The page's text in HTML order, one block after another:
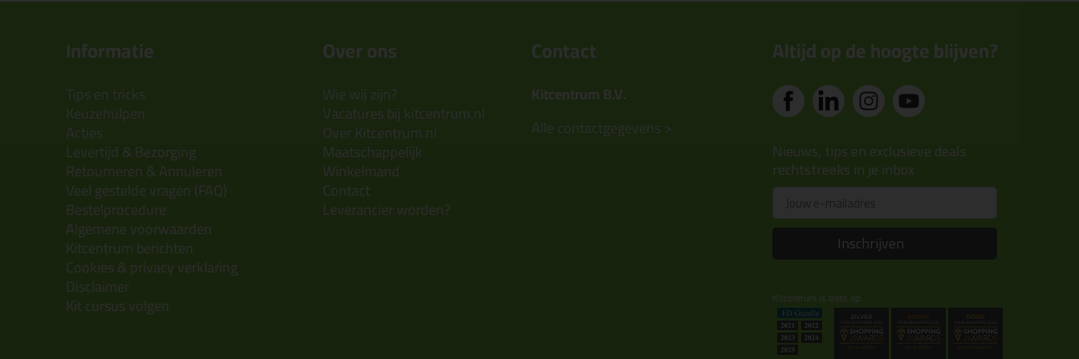
Informatie
Tips en tricks
Keuzehulpen
Acties
Levertijd & Bezorging
Retourneren & Annuleren
Veel gestelde vragen (FAQ)
Bestelprocedure
Algemene voorwaarden
Kitcentrum berichten
Cookies & privacy verklaring
Disclaimer
Kit cursus volgen
Over ons
Wie wij zijn?
Vacatures bij kitcentrum.nl
Over Kitcentrum.nl
Maatschappelijk
Winkelmand
Contact
Leverancier worden?
Contact
Kitcentrum B.V.
Alle contactgegevens >
Altijd op de hoogte blijven?
Nieuws, tips en exclusieve deals
rechtstreeks in je inbox
Inschrijven
Kitcentrum is trots op: